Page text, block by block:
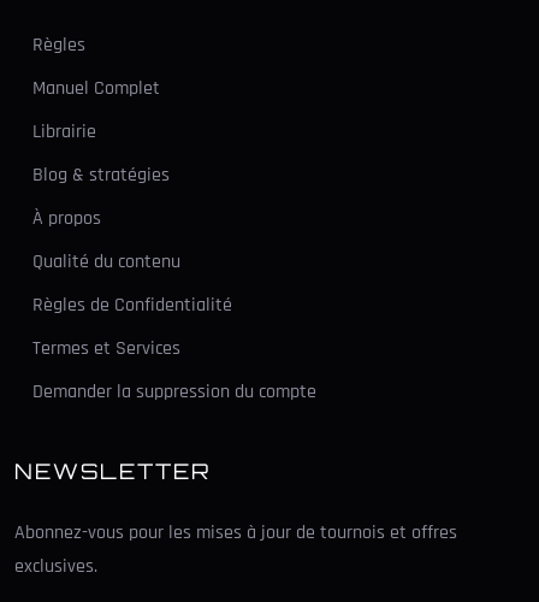
Règles
Manuel Complet
Librairie
Blog & stratégies
À propos
Qualité du contenu
Règles de Confidentialité
Termes et Services
Demander la suppression du compte
NEWSLETTER
Abonnez-vous pour les mises à jour de tournois et offres
exclusives.